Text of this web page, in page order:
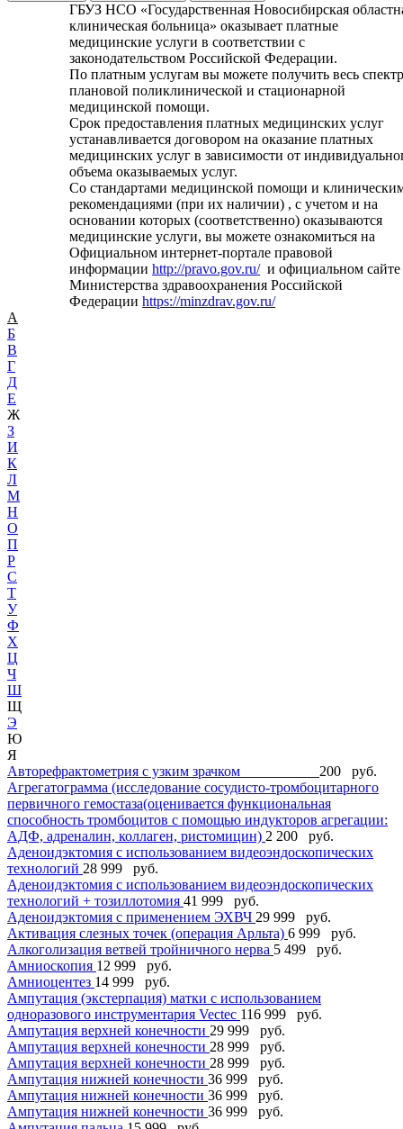
ГБУЗ НСО «Государственная Новосибирская
клиническая больница» оказывает платные
медицинские услуги в соответствии с
законодательством Российской Федерации.
По платным услугам вы можете получить весь
плановой поликлинической и стационарной
медицинской помощи.
Срок предоставления платных медицинских услуг
устанавливается договором на оказание платных
медицинских услуг в зависимости от
объема оказываемых услуг.
Со стандартами медицинской помощи и
рекомендациями (при их наличии) , с учетом и на
основании которых (соответственно) оказываются
медицинские услуги, вы можете ознакомиться на
Официальном интернет-портале правовой
информацииhttp://pravo.gov.ru/и официальном сайте
Министерства здравоохранения Российской
Федерацииhttps://minzdrav.gov.ru/
А
Б
В
Г
Д
Е
Ж
З
И
К
Л
М
Н
О
П
Р
С
Т
У
Ф
Х
Ц
Ч
Ш
Щ
Э
Ю
Я
Авторефрактометрия с узким зрачком 200 руб.
Агрегатограмма (исследование сосудисто-тромбоцитарного
первичного гемостаза(оценивается функциональная
способность тромбоцитов с помощью индукторов агрегации:
АДФ, адреналин, коллаген, ристомицин) 2 200 руб.
Аденоидэктомия с использованием видеоэндоскопических
технологий 28 999 руб.
Аденоидэктомия с использованием видеоэндоскопических
технологий + тозиллотомия 41 999 руб.
Аденоидэктомия с применением ЭХВЧ 29 999 руб.
Активация слезных точек (операция Арльта) 6 999 руб.
Алкоголизация ветвей тройничного нерва 5 499 руб.
Амниоскопия 12 999 руб.
Амниоцентез 14 999 руб.
Ампутация (экстерпация) матки с использованием
одноразового инструментария Vectec 116 999 руб.
Ампутация верхней конечности 29 999 руб.
Ампутация верхней конечности 28 999 руб.
Ампутация верхней конечности 28 999 руб.
Ампутация нижней конечности 36 999 руб.
Ампутация нижней конечности 36 999 руб.
Ампутация нижней конечности 36 999 руб.